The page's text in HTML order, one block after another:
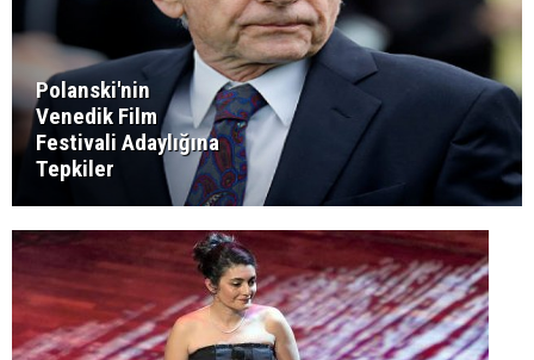
Polanski'nin
Venedik Film
Festivali Adaylığına
Tepkiler